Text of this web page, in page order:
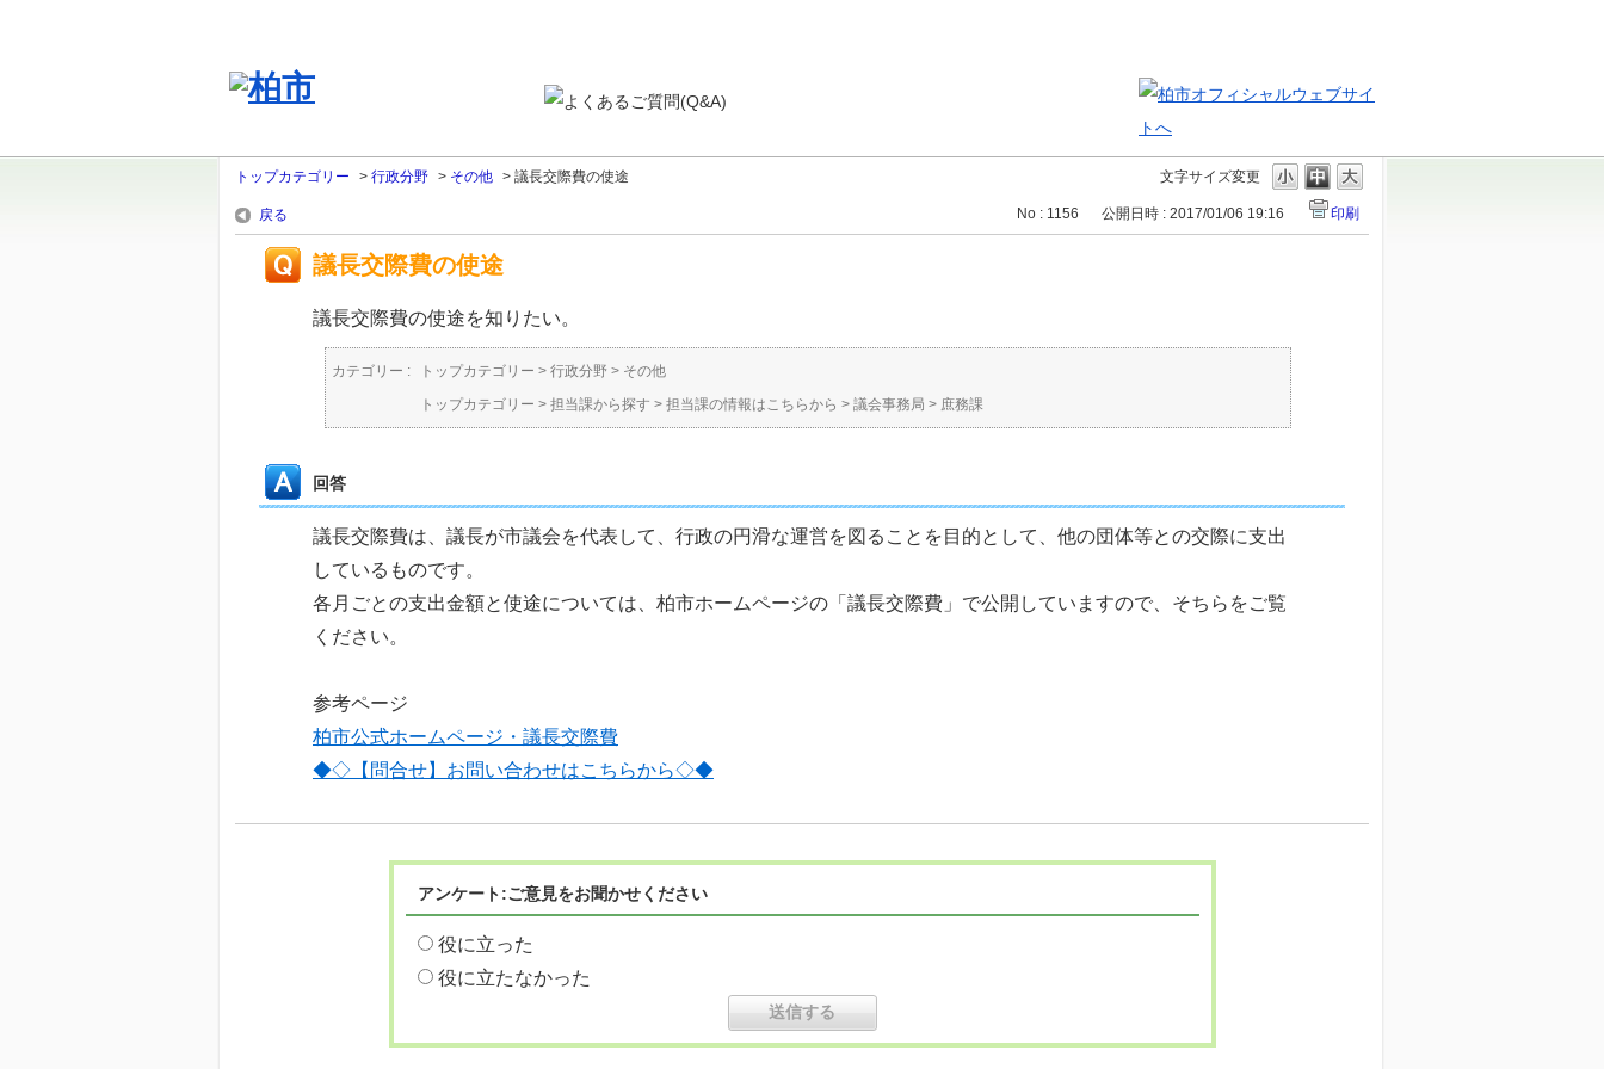
文字サイズ変更
トップカテゴリー > 行政分野 > その他 > 議長交際費の使途
戻る No : 1156 公開日時 : 2017/01/06 19:16 印刷
議長交際費の使途
議長交際費の使途を知りたい。
カテゴリー : トップカテゴリー > 行政分野 > その他
トップカテゴリー > 担当課から探す > 担当課の情報はこちらから > 議会事務局 > 庶務課
回答
議長交際費は、議長が市議会を代表して、行政の円滑な運営を図ることを目的として、他の団体等との交際に支出
しているものです。
各月ごとの支出金額と使途については、柏市ホームページの「議長交際費」で公開していますので、そちらをご覧
ください。
参考ページ
柏市公式ホームページ・議長交際費
◆◇【問合せ】お問い合わせはこちらから◇◆
アンケート:ご意見をお聞かせください
役に立った
役に立たなかった